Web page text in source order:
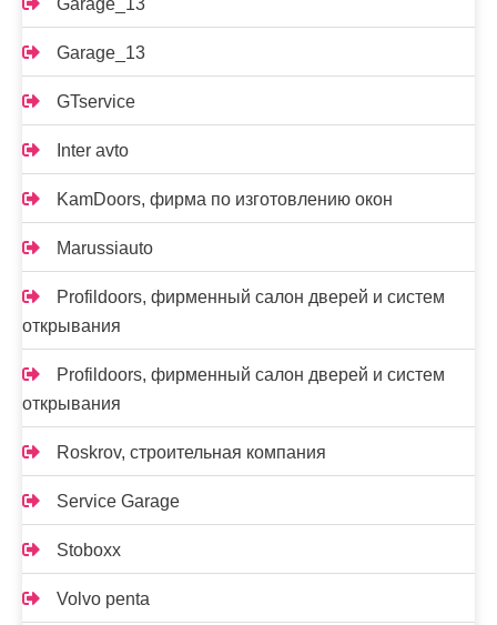
Garage_13
Garage_13
GTservice
Inter avto
KamDoors, фирма по изготовлению окон
Marussiauto
Profildoors, фирменный салон дверей и систем
открывания
Profildoors, фирменный салон дверей и систем
открывания
Roskrov, строительная компания
Service Garage
Stoboxx
Volvo penta